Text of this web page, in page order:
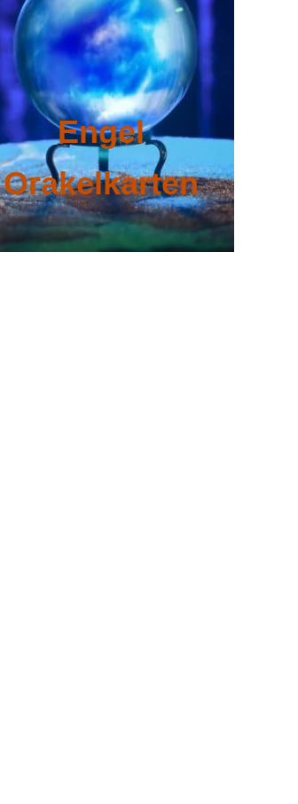
Engel
Orakelkarten